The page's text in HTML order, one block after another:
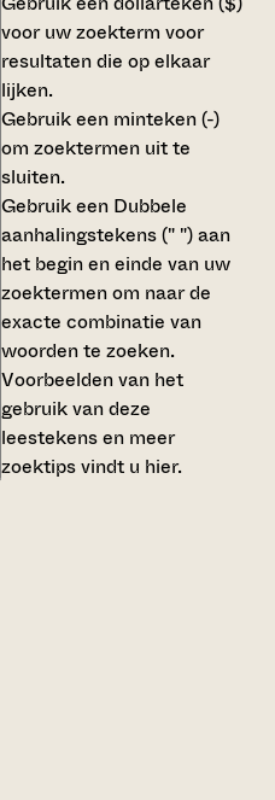
voor uw zoekterm voor
resultaten die op elkaar
lijken.
Gebruik een minteken (-)
om zoektermen uit te
sluiten.
Gebruik een Dubbele
aanhalingstekens (" ")aan
het begin en einde van uw
zoektermen om naar de
exacte combinatie van
woorden te zoeken.
Voorbeelden van het
gebruik van deze
leestekens en meer
zoektips vindt u hier.